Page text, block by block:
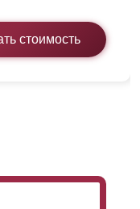
предоставляем
стоимость